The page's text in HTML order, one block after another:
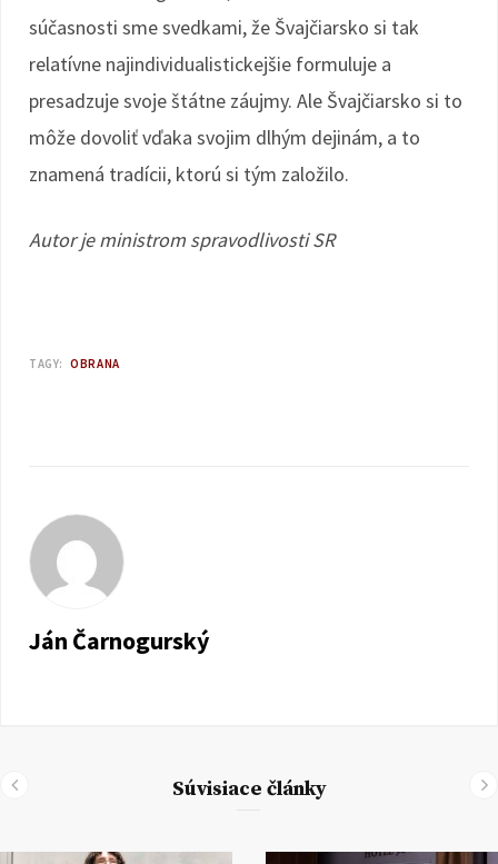
súčasnosti sme svedkami, že Švajčiarsko si tak
relatívne najindividualistickejšie formuluje a
presadzuje svoje štátne záujmy. Ale Švajčiarsko si to
môže dovoliť vďaka svojim dlhým dejinám, a to
znamená tradícii, ktorú si tým založilo.
Autor je ministrom spravodlivosti SR
TAGY: OBRANA
Ján Čarnogurský
Súvisiace články